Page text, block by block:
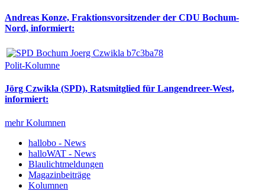
Andreas Konze, Fraktionsvorsitzender der CDU Bochum-
Nord, informiert:
Polit-Kolumne
Jörg Czwikla (SPD), Ratsmitglied für Langendreer-West,
informiert:
mehr Kolumnen
hallobo - News
halloWAT - News
Blaulichtmeldungen
Magazinbeiträge
Kolumnen